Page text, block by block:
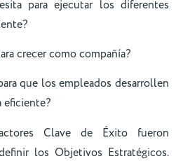
para ejecutar los diferentes
crecer como compañía?
que los empleados desarrollen
eficiente?
Clave de Éxito fueron
los Objetivos Estratégicos.